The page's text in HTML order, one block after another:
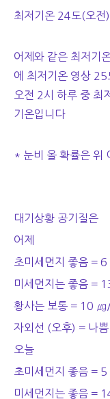
최저기온 24도(오
어제와 같은 최저기
에 최저기온 영상
오전 2시 하루 중 최
기온입니다
* 눈비 올 확률은 위
대기상황 공기질은
어제
초미세먼지 좋음 = 6
미세먼지는 좋음 =
황사는 보통 = 10 ㎍
자외선 (오후) = 나쁨
오늘
초미세먼지 좋음 = 5
미세먼지는 좋음 =